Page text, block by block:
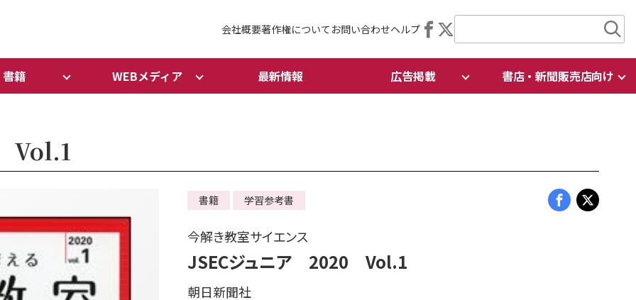
会社概要著作権について お問い合わせヘルプ
書籍 WEBメディア 最新情報 広告掲載 書店・新聞販売店向け
Vol.1
書籍 学習参考書
今解き教室サイエンス
JSECジュニア 2020 Vol.1
朝日新聞社